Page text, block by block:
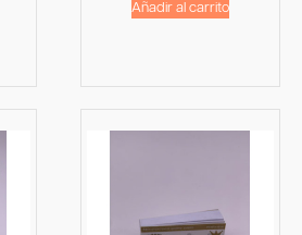
Añadir al carrito